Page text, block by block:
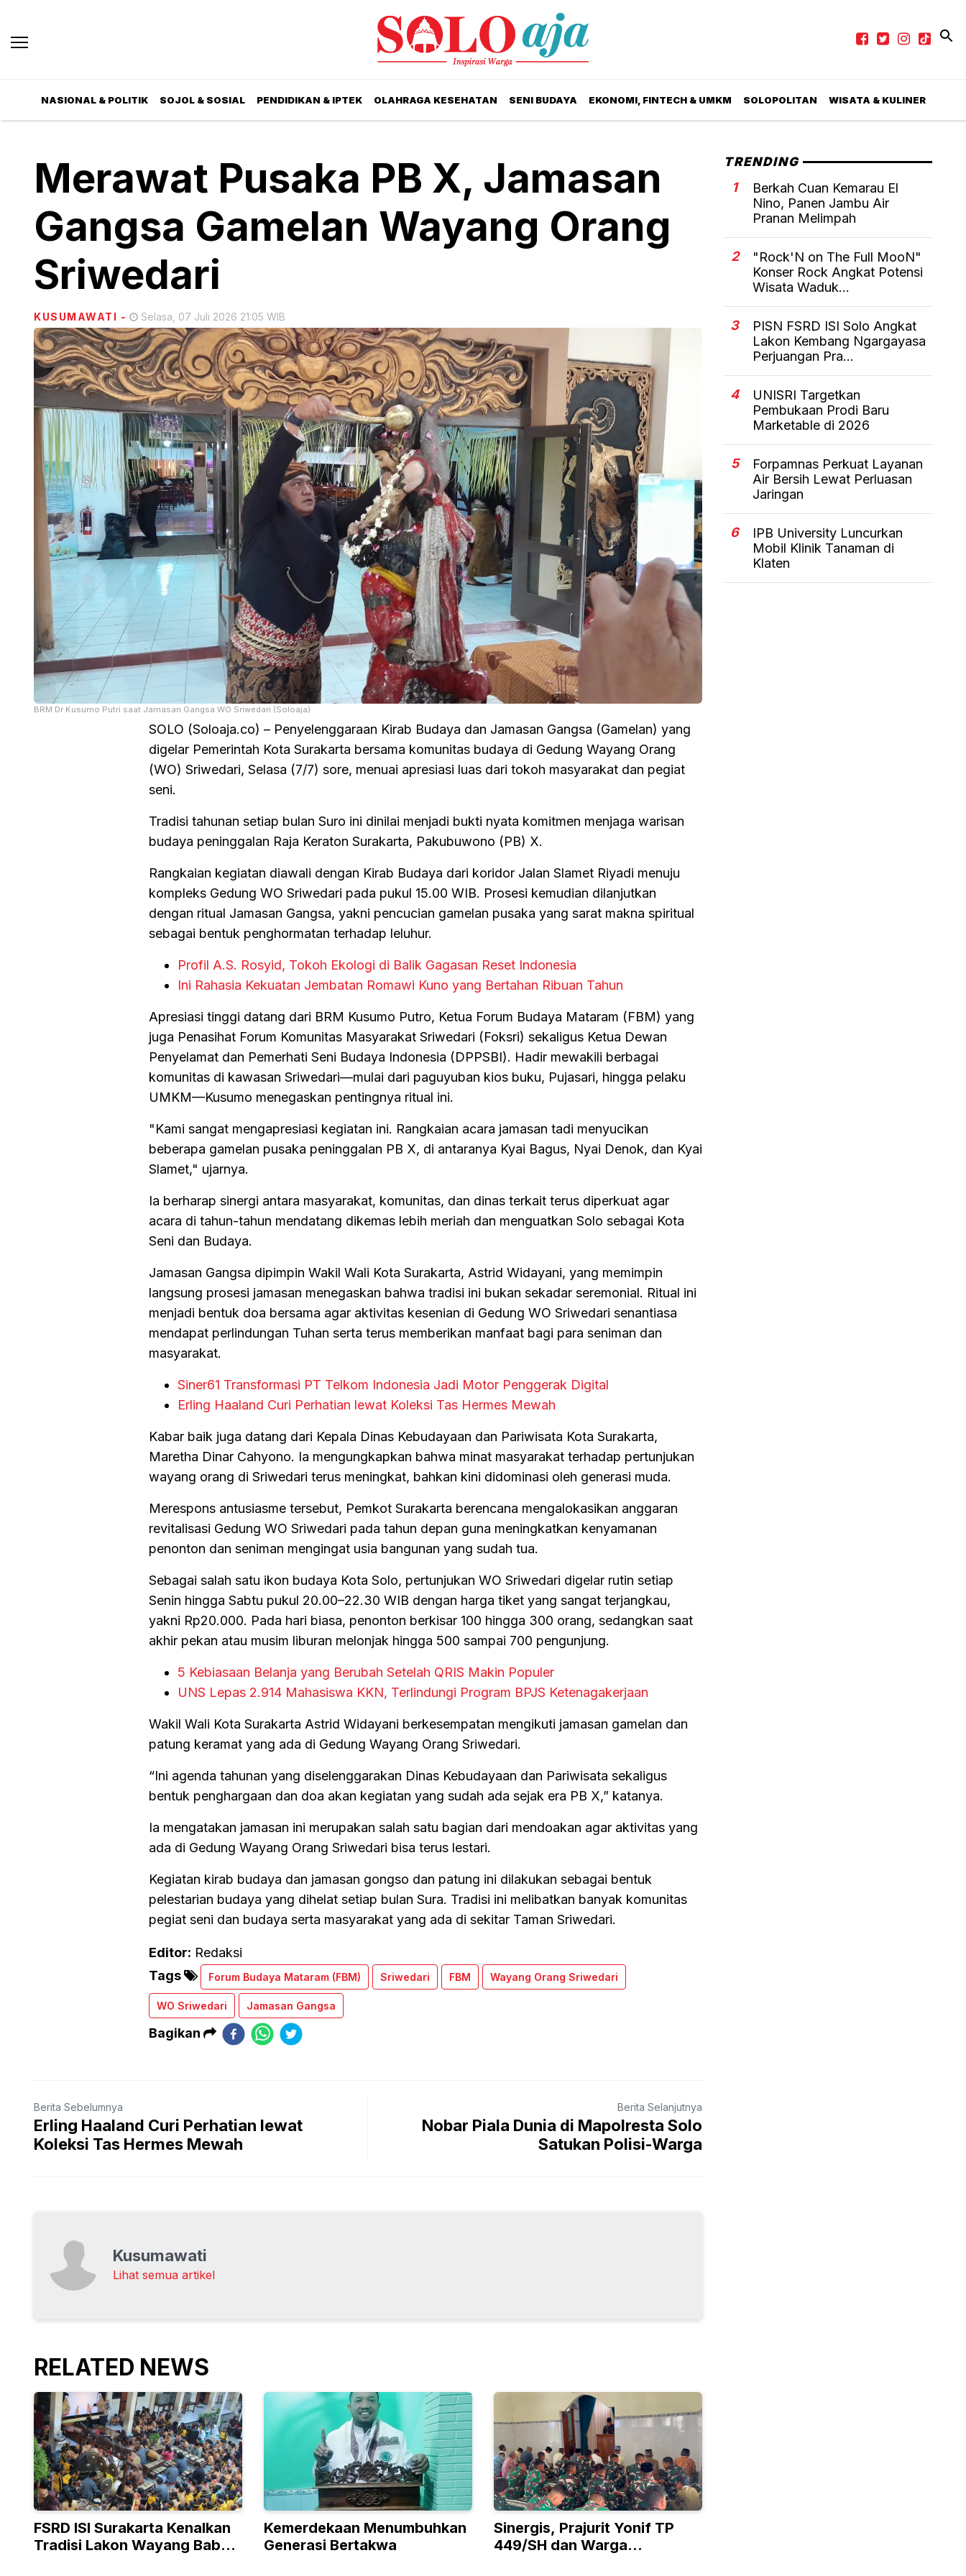
NASIONAL & POLITIK SOJOL & SOSIAL PENDIDIKAN & IPTEK OLAHRAGA KESEHATAN SENI BUDAYA EKONOMI, FINTECH & UMKM SOLOPOLITAN WISATA & KULINER
Merawat Pusaka PB X, Jamasan
Gangsa Gamelan Wayang Orang
Sriwedari
KUSUMAWATI - Selasa, 07 Juli 2026 21:05 WIB
BRM Dr Kusumo Putri saat Jamasan Gangsa WO Sriwedari (Soloaja)
SOLO (Soloaja.co) – Penyelenggaraan Kirab Budaya dan Jamasan Gangsa (Gamelan) yang
digelar Pemerintah Kota Surakarta bersama komunitas budaya di Gedung Wayang Orang
(WO) Sriwedari, Selasa (7/7) sore, menuai apresiasi luas dari tokoh masyarakat dan pegiat
seni.
Tradisi tahunan setiap bulan Suro ini dinilai menjadi bukti nyata komitmen menjaga warisan
budaya peninggalan Raja Keraton Surakarta, Pakubuwono (PB) X.
Rangkaian kegiatan diawali dengan Kirab Budaya dari koridor Jalan Slamet Riyadi menuju
kompleks Gedung WO Sriwedari pada pukul 15.00 WIB. Prosesi kemudian dilanjutkan
dengan ritual Jamasan Gangsa, yakni pencucian gamelan pusaka yang sarat makna spiritual
sebagai bentuk penghormatan terhadap leluhur.
Profil A.S. Rosyid, Tokoh Ekologi di Balik Gagasan Reset Indonesia
Ini Rahasia Kekuatan Jembatan Romawi Kuno yang Bertahan Ribuan Tahun
Apresiasi tinggi datang dari BRM Kusumo Putro, Ketua Forum Budaya Mataram (FBM) yang
juga Penasihat Forum Komunitas Masyarakat Sriwedari (Foksri) sekaligus Ketua Dewan
Penyelamat dan Pemerhati Seni Budaya Indonesia (DPPSBI). Hadir mewakili berbagai
komunitas di kawasan Sriwedari—mulai dari paguyuban kios buku, Pujasari, hingga pelaku
UMKM—Kusumo menegaskan pentingnya ritual ini.
"Kami sangat mengapresiasi kegiatan ini. Rangkaian acara jamasan tadi menyucikan
beberapa gamelan pusaka peninggalan PB X, di antaranya Kyai Bagus, Nyai Denok, dan Kyai
Slamet," ujarnya.
Ia berharap sinergi antara masyarakat, komunitas, dan dinas terkait terus diperkuat agar
acara di tahun-tahun mendatang dikemas lebih meriah dan menguatkan Solo sebagai Kota
Seni dan Budaya.
Jamasan Gangsa dipimpin Wakil Wali Kota Surakarta, Astrid Widayani, yang memimpin
langsung prosesi jamasan menegaskan bahwa tradisi ini bukan sekadar seremonial. Ritual ini
menjadi bentuk doa bersama agar aktivitas kesenian di Gedung WO Sriwedari senantiasa
mendapat perlindungan Tuhan serta terus memberikan manfaat bagi para seniman dan
masyarakat.
Siner61 Transformasi PT Telkom Indonesia Jadi Motor Penggerak Digital
Erling Haaland Curi Perhatian lewat Koleksi Tas Hermes Mewah
Kabar baik juga datang dari Kepala Dinas Kebudayaan dan Pariwisata Kota Surakarta,
Maretha Dinar Cahyono. Ia mengungkapkan bahwa minat masyarakat terhadap pertunjukan
wayang orang di Sriwedari terus meningkat, bahkan kini didominasi oleh generasi muda.
Merespons antusiasme tersebut, Pemkot Surakarta berencana mengalokasikan anggaran
revitalisasi Gedung WO Sriwedari pada tahun depan guna meningkatkan kenyamanan
penonton dan seniman mengingat usia bangunan yang sudah tua.
Sebagai salah satu ikon budaya Kota Solo, pertunjukan WO Sriwedari digelar rutin setiap
Senin hingga Sabtu pukul 20.00–22.30 WIB dengan harga tiket yang sangat terjangkau,
yakni Rp20.000. Pada hari biasa, penonton berkisar 100 hingga 300 orang, sedangkan saat
akhir pekan atau musim liburan melonjak hingga 500 sampai 700 pengunjung.
5 Kebiasaan Belanja yang Berubah Setelah QRIS Makin Populer
UNS Lepas 2.914 Mahasiswa KKN, Terlindungi Program BPJS Ketenagakerjaan
Wakil Wali Kota Surakarta Astrid Widayani berkesempatan mengikuti jamasan gamelan dan
patung keramat yang ada di Gedung Wayang Orang Sriwedari.
“Ini agenda tahunan yang diselenggarakan Dinas Kebudayaan dan Pariwisata sekaligus
bentuk penghargaan dan doa akan kegiatan yang sudah ada sejak era PB X,” katanya.
Ia mengatakan jamasan ini merupakan salah satu bagian dari mendoakan agar aktivitas yang
ada di Gedung Wayang Orang Sriwedari bisa terus lestari.
Kegiatan kirab budaya dan jamasan gongso dan patung ini dilakukan sebagai bentuk
pelestarian budaya yang dihelat setiap bulan Sura. Tradisi ini melibatkan banyak komunitas
pegiat seni dan budaya serta masyarakat yang ada di sekitar Taman Sriwedari.
Editor: Redaksi
Tags
Forum Budaya Mataram (FBM) Sriwedari FBM Wayang Orang Sriwedari
WO Sriwedari Jamasan Gangsa
Bagikan
Berita Sebelumnya
Erling Haaland Curi Perhatian lewat
Koleksi Tas Hermes Mewah
Berita Selanjutnya
Nobar Piala Dunia di Mapolresta Solo
Satukan Polisi-Warga
Kusumawati
Lihat semua artikel
RELATED NEWS
FSRD ISI Surakarta Kenalkan
Tradisi Lakon Wayang Babad
Kemerdekaan Menumbuhkan
Generasi Bertakwa
Sinergis, Prajurit Yonif TP
449/SH dan Warga
TRENDING
1
Berkah Cuan Kemarau El
Nino, Panen Jambu Air
Pranan Melimpah
2
"Rock'N on The Full MooN"
Konser Rock Angkat Potensi
Wisata Waduk...
3
PISN FSRD ISI Solo Angkat
Lakon Kembang Ngargayasa
Perjuangan Pra...
4
UNISRI Targetkan
Pembukaan Prodi Baru
Marketable di 2026
5
Forpamnas Perkuat Layanan
Air Bersih Lewat Perluasan
Jaringan
6
IPB University Luncurkan
Mobil Klinik Tanaman di
Klaten